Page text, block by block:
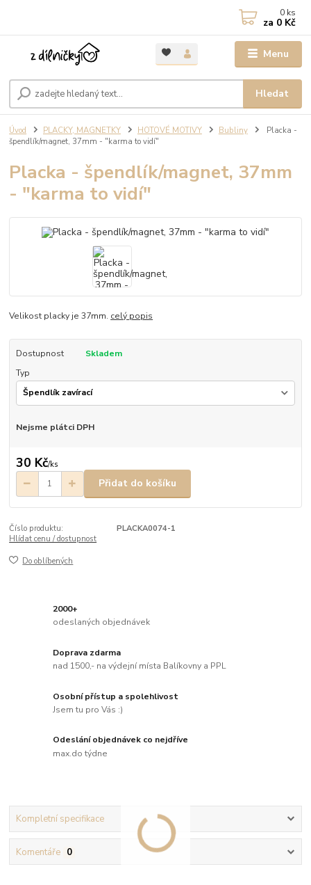
Menu
Hledat
0 ks
za 0 Kč
Úvod PLACKY, MAGNETKY HOTOVÉ MOTIVY Bubliny
Placka -
špendlík/magnet, 37mm - "karma to vidí"
Placka - špendlík/magnet, 37mm
- "karma to vidí"
Velikost placky je 37mm. celý popis
Dostupnost
Skladem
Typ
Nejsme plátci DPH
30 Kč/ks
Přidat do košíku
Číslo produktu:
PLACKA0074-1
Hlídat cenu / dostupnost
Do oblíbených
2000+
odeslaných objednávek
Doprava zdarma
nad 1500,- na výdejní místa Balíkovny a PPL
Osobní přístup a spolehlivost
Jsem tu pro Vás :)
Odeslání objednávek co nejdříve
max.do týdne
Kompletní specifikace
Komentáře 0